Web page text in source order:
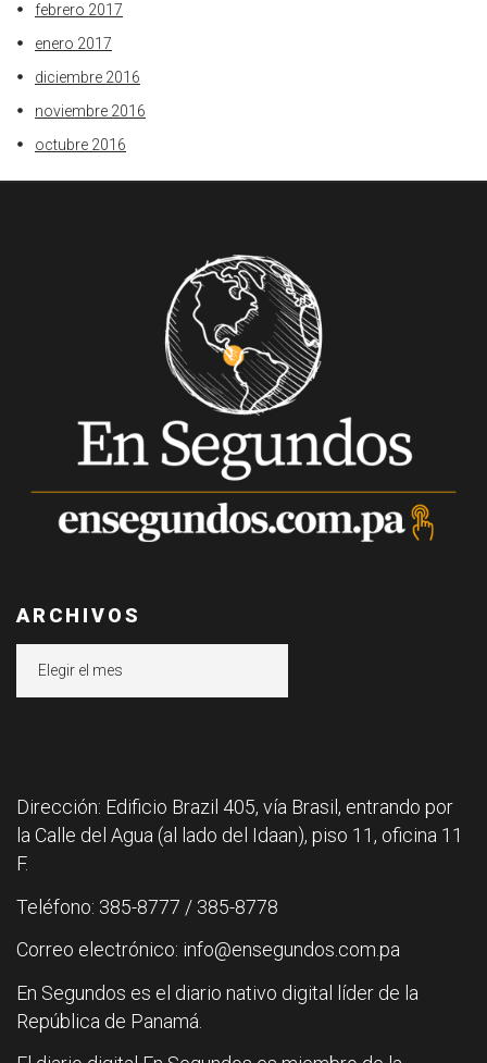
febrero 2017
enero 2017
diciembre 2016
noviembre 2016
octubre 2016
ARCHIVOS
Dirección: Edificio Brazil 405, vía Brasil, entrando por
la Calle del Agua (al lado del Idaan), piso 11, oficina 11
F.
Teléfono: 385-8777 / 385-8778
Correo electrónico: info@ensegundos.com.pa
En Segundos es el diario nativo digital líder de la
República de Panamá.